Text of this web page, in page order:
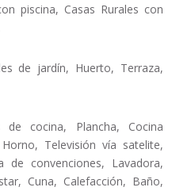
piscina, Casas Rurales con
de jardín, Huerto, Terraza,
cocina, Plancha, Cocina
Televisión vía satelite,
de convenciones, Lavadora,
Cuna, Calefacción, Baño,